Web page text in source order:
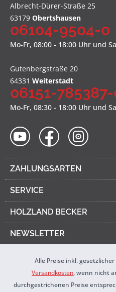
Albrecht-Dürer-Straße 25
63179 Obertshausen
06104-9504-0
Mo-Fr, 08:00 - 18:00 Uhr und
Gutenbergstraße 20
64331 Weiterstadt
06151-
Mo-Fr, 08:30 - 18:00 Uhr und
ZAHLUNGSARTEN
SERVICE
HOLZLAND BECKER
NEWSLETTER
Alle Preise inkl.
Versandkosten, wenn nicht
durchgestrichenen Preise